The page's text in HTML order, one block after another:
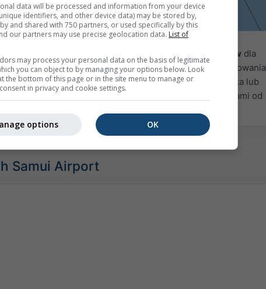
23:25 23:40 23:55 00:10 00:25
Silne Bardzo silne Grad
Koh Samui Airport. Ta animacja pokazuje radar opadów dla
na 2h. Pomarańczowe krzyżyki oznaczają wyładowania
nowcast.de (dostępne w USA, Europie i Australii). Mżawka lub
dla radaru.
Intensywność opadów
jest oznaczona kolorami od
Samui Airport
data will be processed and information from your device
identifiers, and other device data) may be stored by,
and shared with 750 partners, or used specifically by this
our partners may use precise geolocation data. List of
may process your personal data on the basis of legitimate
you can object to by managing your options below. Look
the bottom of this page or in the site menu to manage or
in privacy and cookie settings.
OK
options